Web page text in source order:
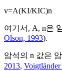
v=A(KI/KIC)n
여기서, A, n은
Olson, 1993).
암석의 n 값은
2013,